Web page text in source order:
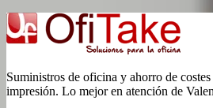
Suministros de oficina y ahorro de
impresión. Lo mejor en atención de